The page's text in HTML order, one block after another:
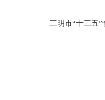
三明市“十三五